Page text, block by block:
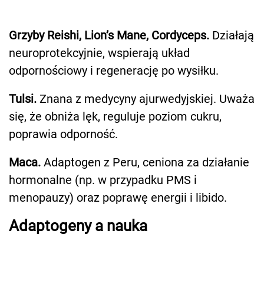
Grzyby Reishi, Lion’s Mane, Cordyceps. Działają
neuroprotekcyjnie, wspierają układ
odpornościowy i regenerację po wysiłku.
Tulsi. Znana z medycyny ajurwedyjskiej. Uważa
się, że obniża lęk, reguluje poziom cukru,
poprawia odporność.
Maca. Adaptogen z Peru, ceniona za działanie
hormonalne (np. w przypadku PMS i
menopauzy) oraz poprawę energii i libido.
Adaptogeny a nauka